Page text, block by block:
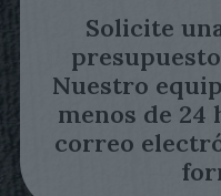
Solicite
Nuestro
menos de 24
correo